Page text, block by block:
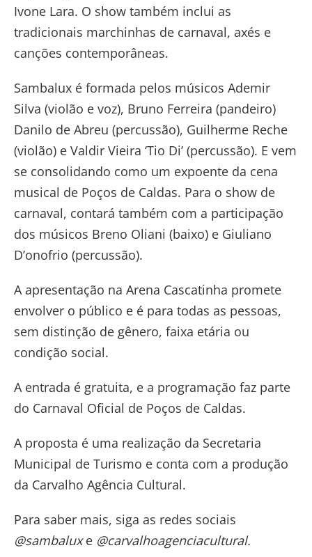
Ivone Lara. O show também inclui as
tradicionais marchinhas de carnaval, axés e
canções contemporâneas.
Sambalux é formada pelos músicos Ademir
Silva (violão e voz), Bruno Ferreira (pandeiro)
Danilo de Abreu (percussão), Guilherme Reche
(violão) e Valdir Vieira ‘Tio Di’ (percussão). E vem
se consolidando como um expoente da cena
musical de Poços de Caldas. Para o show de
carnaval, contará também com a participação
dos músicos Breno Oliani (baixo) e Giuliano
D’onofrio (percussão).
A apresentação na Arena Cascatinha promete
envolver o público e é para todas as pessoas,
sem distinção de gênero, faixa etária ou
condição social.
A entrada é gratuita, e a programação faz parte
do Carnaval Oficial de Poços de Caldas.
A proposta é uma realização da Secretaria
Municipal de Turismo e conta com a produção
da Carvalho Agência Cultural.
Para saber mais, siga as redes sociais
@sambaluxe @carvalhoagenciacultural.